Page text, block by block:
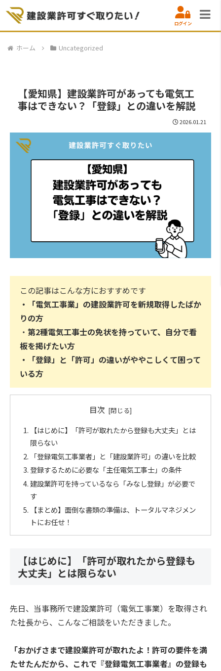
ログイン
ホーム Uncategorized
【愛知県】建設業許可があっても電気工
事はできない？「登録」との違いを解説
2026.01.21
この記事はこんな方におすすめです
・「電気工事業」の建設業許可を新規取得したばか
りの方
・ 第2種電気工事士の免状を持っていて、自分で看
板を掲げたい方
・「登録」と「許可」の違いがややこしくて困って
いる方
目次
【はじめに】「許可が取れたから登録も大丈夫」とは
限らない
「登録電気工事業者」と「建設業許可」の違いを比較
登録するために必要な「主任電気工事士」の条件
建設業許可を持っているなら「みなし登録」が必要で
す
【まとめ】面倒な書類の準備は、トータルマネジメン
トにお任せ！
【はじめに】「許可が取れたから登録も
大丈夫」とは限らない
先日、当事務所で建設業許可（電気工事業）を取得され
た社長から、こんなご相談をいただきました。
「おかげさまで建設業許可が取れたよ！許可の要件を満
たせたんだから、これで『登録電気工事業者』の登録も